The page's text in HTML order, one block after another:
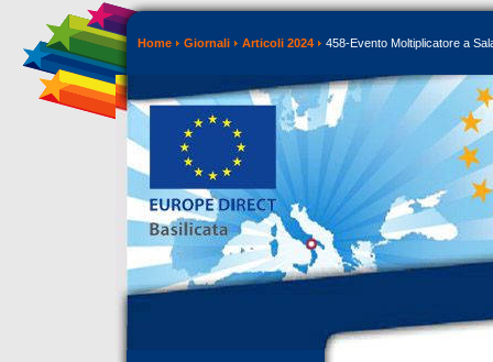
Home Giornali Articoli 2024 458-Evento Moltiplicatore a